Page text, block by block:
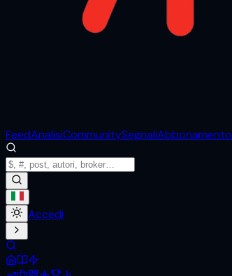
FeedAnalisiCommunitySegnaliAbbonamento
Accedi